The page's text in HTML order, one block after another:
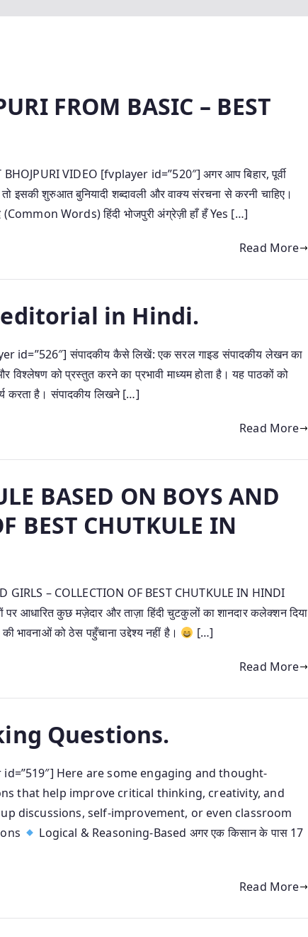
FROM BASIC – BEST
VIDEO [fvplayer id=”520″] अगर आप बिहार, पूर्वी
इसकी शुरुआत बुनियादी शब्दावली और वाक्य संरचना से करनी चाहिए।
Words) हिंदी भोजपुरी अंग्रेज़ी हाँ हँ Yes […]
Read More
in Hindi.
संपादकीय कैसे लिखें: एक सरल गाइड संपादकीय लेखन का
को प्रस्तुत करने का प्रभावी माध्यम होता है। यह पाठकों को
करता है। संपादकीय लिखने […]
Read More
BASED ON BOYS AND
BEST CHUTKULE IN
GIRLS – COLLECTION OF BEST CHUTKULE IN HINDI
कुछ मज़ेदार और ताज़ा हिंदी चुटकुलों का शानदार कलेक्शन दिया
को ठेस पहुँचाना उद्देश्य नहीं है।
[…]
Read More
Questions.
Here are some engaging and thought-
that help improve critical thinking, creativity, and
discussions, self-improvement, or even classroom
Logical & Reasoning-Based अगर एक किसान के पास 17
Read More